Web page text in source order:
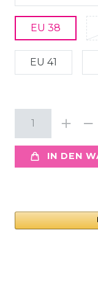
EU 38
EU 41
IN DEN